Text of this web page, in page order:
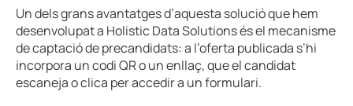
Un dels grans avantatges d’aquesta solució que hem
desenvolupat a Holistic Data Solutions és el mecanisme
de captació de precandidats: a l’oferta publicada s’hi
incorpora un codi QR o un enllaç, que el candidat
escaneja o clica per accedir a un formulari.